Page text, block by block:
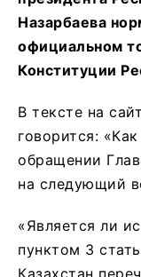
Назарбаева
официальном
Конституции
В тексте на
говорится:
обращении
на следующий
«Является ли
пунктом 3